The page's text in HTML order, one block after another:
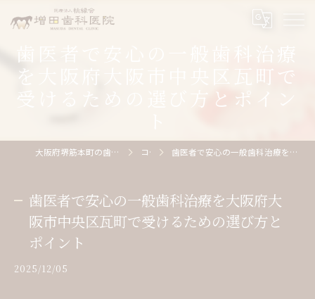
歯医者で安心の一般歯科治療
を大阪府大阪市中央区瓦町で
受けるための選び方とポイン
大阪府堺筋本町の歯医者なら医療法人桃縁会増田歯科医院 コラム 歯医者で安心の一般歯科治療を大阪府大阪市中央区瓦町で受けるための選び方とポイント
歯医者で安心の一般歯科治療を大阪府大
阪市中央区瓦町で受けるための選び方と
ポイント
2025/12/05